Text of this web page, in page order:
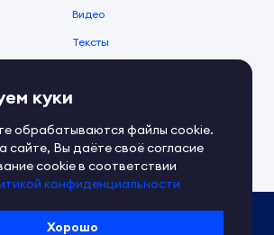
Видео
Тексты
Справочный центр
Обратная связь
ПД
куки
обрабатываются файлы cookie.
сайте, Вы даёте своё согласие
cookie в соответствии
конфиденциальности
Хорошо